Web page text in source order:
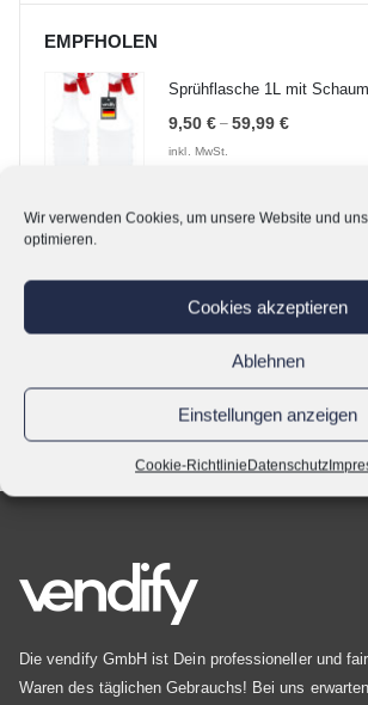
Wir verwenden Cookies, um unsere Website und
optimieren.
Cookies akzeptieren
Ablehnen
Einstellungen anzeigen
Cookie-RichtlinieDatenschutz
EMPFHOLEN
Bambus Frühstücksbrettchen - 3er-Set Schneidebrett 28x20 cm
9,50 € – 59,99 €
inkl. MwSt.
war:
Ursprünglicher
Preis
war:
24,99 €
22,50€Aktueller
Preis
ist:
22,50 €.
inkl. 19 % MwSt.
Die vendify GmbH ist Dein professioneller und
Waren des täglichen Gebrauchs! Bei uns